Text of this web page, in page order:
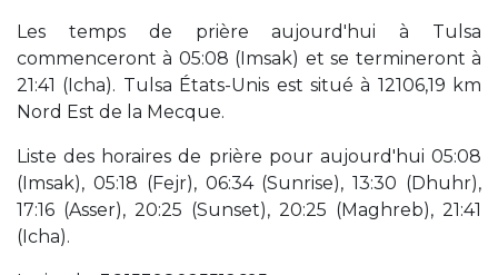
Les temps de prière aujourd'hui à Tulsa
commenceront à 05:08 (Imsak) et se termineront à
21:41 (Icha). Tulsa États-Unis est situé à 12106,19 km
Nord Est de la Mecque.
Liste des horaires de prière pour aujourd'hui 05:08
(Imsak), 05:18 (Fejr), 06:34 (Sunrise), 13:30 (Dhuhr),
17:16 (Asser), 20:25 (Sunset), 20:25 (Maghreb), 21:41
(Icha).